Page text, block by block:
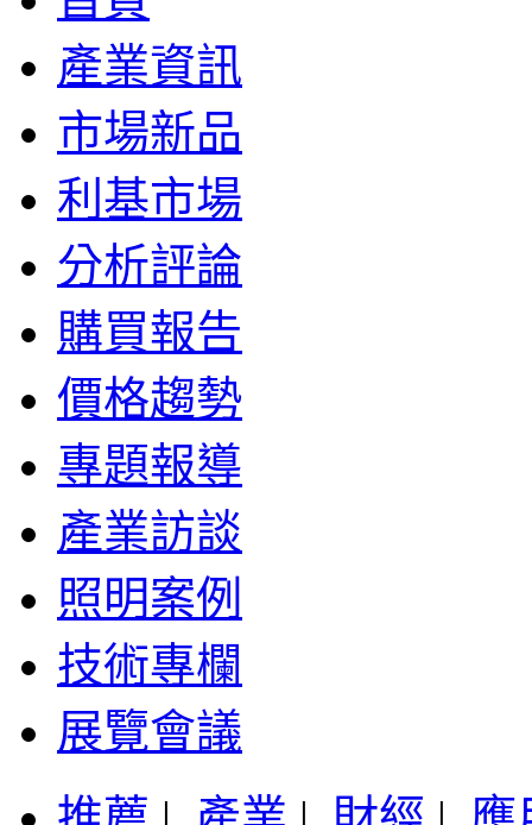
產業資訊
市場新品
利基市場
分析評論
購買報告
價格趨勢
專題報導
產業訪談
照明案例
技術專欄
展覽會議